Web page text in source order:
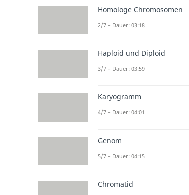
Homologe Chromosomen
2/7 – Dauer: 03:18
Haploid und Diploid
3/7 – Dauer: 03:59
Karyogramm
4/7 – Dauer: 04:01
Genom
5/7 – Dauer: 04:15
Chromatid